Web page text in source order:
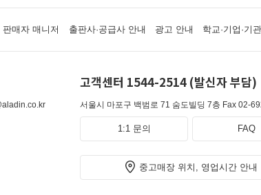
판매자 매니저 출판사·공급사 안내 광고 안내 학교·기업·기
고객센터 1544-2514 (발신자 부담)
서울시 마포구 백범로 71 숨도빌딩 7층 Fax 02-
1:1 문의 FAQ
중고매장 위치, 영업시간 안내